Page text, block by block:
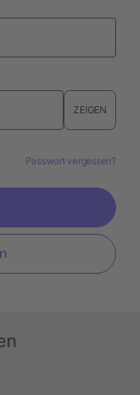
ZEIGEN
Passwort vergessen?